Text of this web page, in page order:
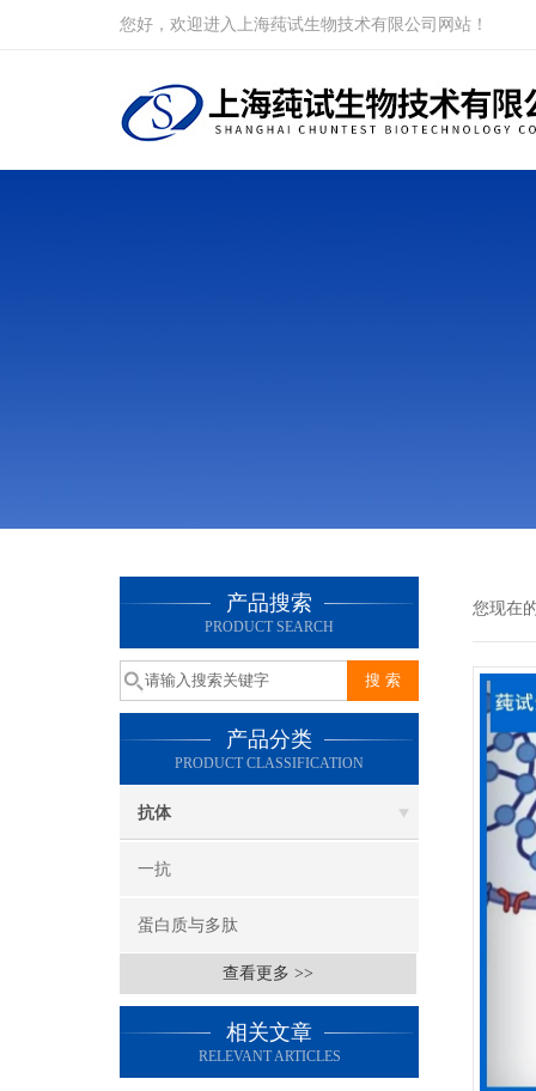
您好，欢迎进入上海莼试生物技术有限公司网站！
产品搜索
PRODUCT SEARCH
产品分类
PRODUCT CLASSIFICATION
抗体
一抗
蛋白质与多肽
查看更多 >>
相关文章
RELEVANT ARTICLES
您现在